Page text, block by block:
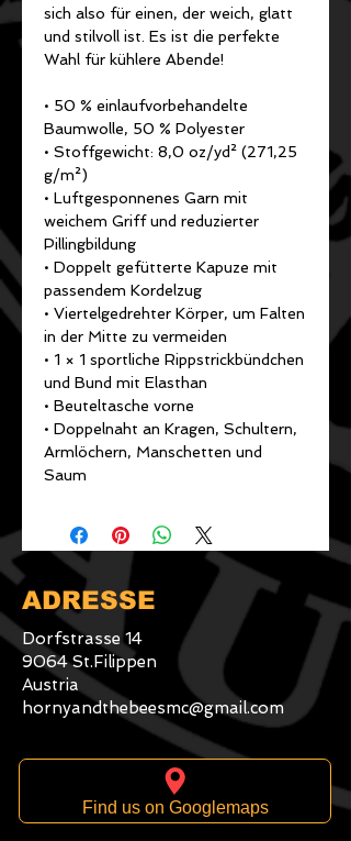
sich also für einen, der weich, glatt
und stilvoll ist. Es ist die perfekte
Wahl für kühlere Abende!
• 50 % einlaufvorbehandelte
Baumwolle, 50 % Polyester
• Stoffgewicht: 8,0 oz/yd² (271,25
g/m²)
• Luftgesponnenes Garn mit
weichem Griff und reduzierter
Pillingbildung
• Doppelt gefütterte Kapuze mit
passendem Kordelzug
• Viertelgedrehter Körper, um Falten
in der Mitte zu vermeiden
• 1 × 1 sportliche Rippstrickbündchen
und Bund mit Elasthan
• Beuteltasche vorne
• Doppelnaht an Kragen, Schultern,
Armlöchern, Manschetten und
Saum
ADRESSE
Dorfstrasse 14
9064 St.Filippen
Austria
hornyandthebeesmc@gmail.com
Find us on Googlemaps